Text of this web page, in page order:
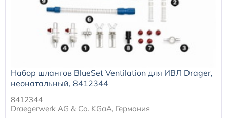
Набор шлангов BlueSet Ventilation для ИВЛ Drager,
неонатальный, 8412344
8412344
Draegerwerk AG & Со. KGaA, Германия